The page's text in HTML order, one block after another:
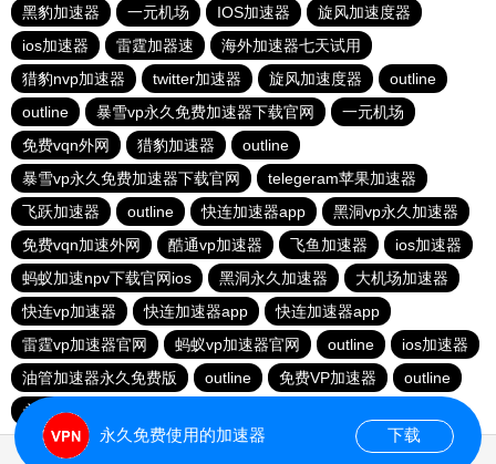
黑豹加速器
一元机场 IOS加速器
旋风加速度器
ios加速器
雷霆加器速
海外加速器七天试用
猎豹nvp加速器
twitter加速器 旋风加速度器
outline
outline
暴雪vp永久免费加速器下载官网
一元机场
免费vqn外网
猎豹加速器
outline
暴雪vp永久免费加速器下载官网
telegeram苹果加速器
飞跃加速器
outline 快连加速器app
黑洞vp永久加速器
免费vqn加速外网
酷通vp加速器 飞鱼加速器
ios加速器
蚂蚁加速npv下载官网ios
黑洞永久加速器
大机场加速器
快连vp加速器
快连加速器app
快连加速器app
雷霆vp加速器官网
蚂蚁vp加速器官网 outline
ios加速器
油管加速器永久免费版
outline 免费VP加速器
outline
永久免费vqn加速外网
永久免费使用的加速器 下载